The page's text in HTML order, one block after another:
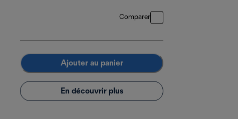
Comparer
Ajouter au panier
En découvrir plus